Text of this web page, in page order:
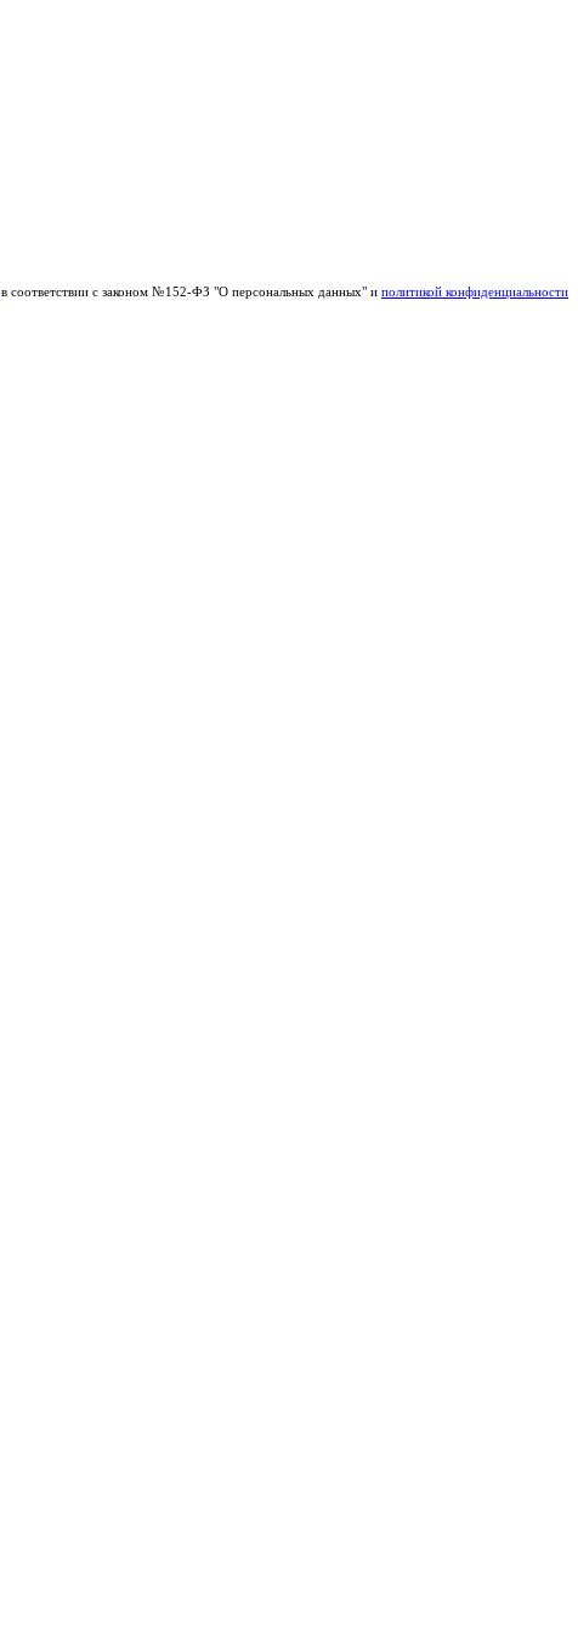
в соответствии с законом №152-ФЗ "О персональных данных" и политикой конфиденциальности